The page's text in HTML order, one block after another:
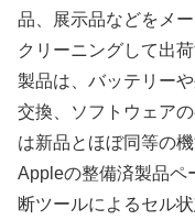
品、展示品などをメ
クリーニングして出
製品は、バッテリー
交換、ソフトウェア
は新品とほぼ同等の
Appleの整備済製品ペ
断ツールによるセル